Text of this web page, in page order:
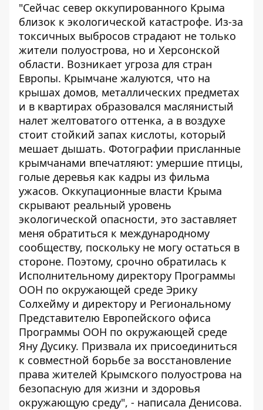
"Сейчас север оккупированного Крыма
близок к экологической катастрофе. Из-за
токсичных выбросов страдают не только
жители полуострова, но и Херсонской
области. Возникает угроза для стран
Европы. Крымчане жалуются, что на
крышах домов, металлических предметах
и ​​в квартирах образовался маслянистый
налет желтоватого оттенка, а в воздухе
стоит стойкий запах кислоты, который
мешает дышать. Фотографии присланные
крымчанами впечатляют: умершие птицы,
голые деревья как кадры из фильма
ужасов. Оккупационные власти Крыма
скрывают реальный уровень
экологической опасности, это заставляет
меня обратиться к международному
сообществу, поскольку не могу остаться в
стороне. Поэтому, срочно обратилась к
Исполнительному директору Программы
ООН по окружающей среде Эрику
Солхейму и директору и Региональному
Представителю Европейского офиса
Программы ООН по окружающей среде
Яну Дусику. Призвала их присоединиться
к совместной борьбе за восстановление
права жителей Крымского полуострова на
безопасную для жизни и здоровья
окружающую среду", - написала Денисова.